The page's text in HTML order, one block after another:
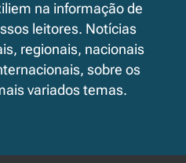
na informação de
leitores. Notícias
regionais, nacionais
sobre os
variados temas.